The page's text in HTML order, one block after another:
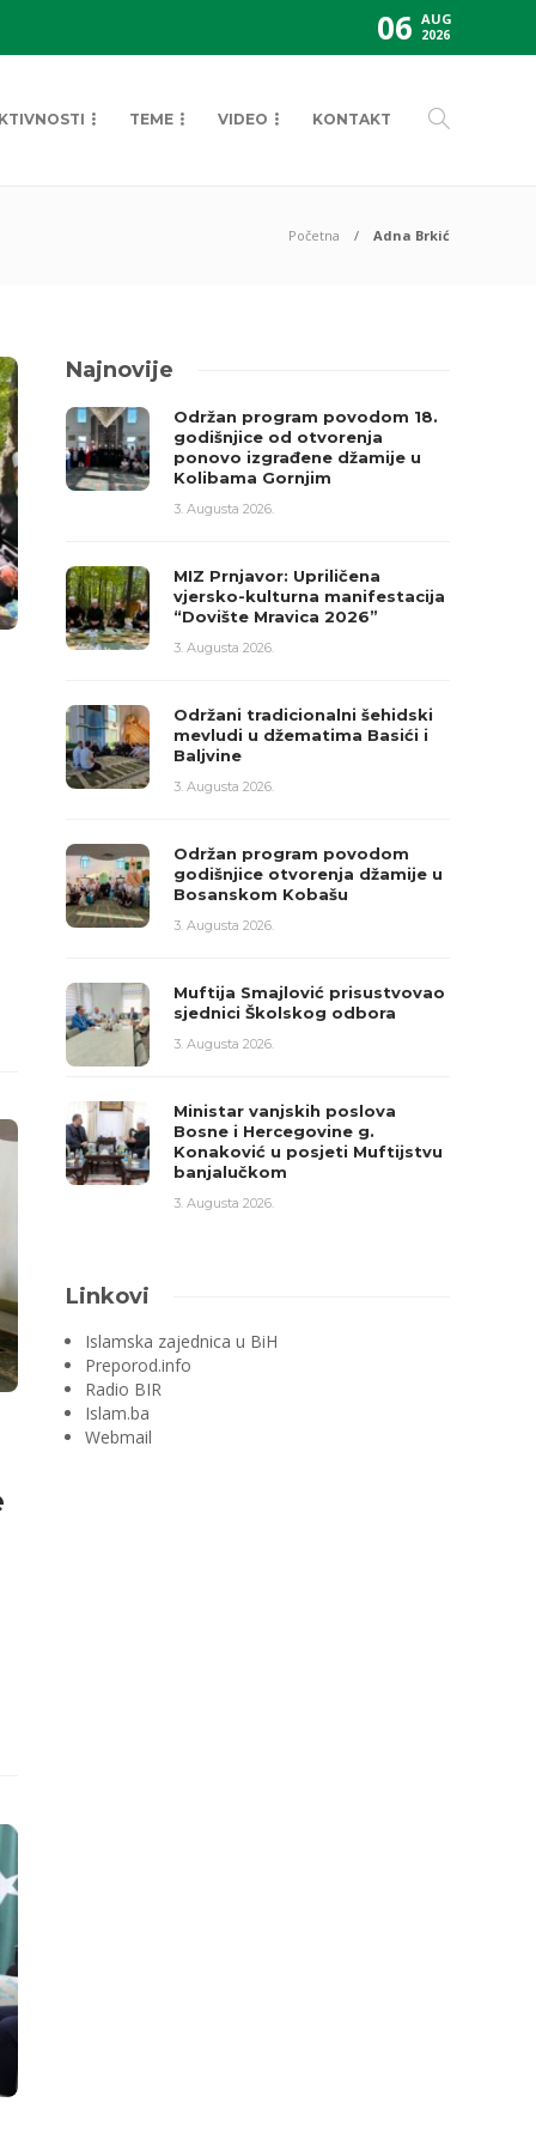
06 AUG
2026
TEME VIDEO KONTAKT
Početna Adna Brkić
Najnovije
Održan program povodom 18.
godišnjice od otvorenja
ponovo izgrađene džamije u
Kolibama Gornjim
3. Augusta 2026.
MIZ Prnjavor: Upriličena
vjersko-kulturna manifestacija
“Dovište Mravica 2026”
3. Augusta 2026.
Održani tradicionalni šehidski
mevludi u džematima Basići i
Baljvine
3. Augusta 2026.
Održan program povodom
godišnjice otvorenja džamije u
Bosanskom Kobašu
3. Augusta 2026.
Muftija Smajlović prisustvovao
sjednici Školskog odbora
3. Augusta 2026.
Ministar vanjskih poslova
Bosne i Hercegovine g.
Konaković u posjeti Muftijstvu
banjalučkom
3. Augusta 2026.
Linkovi
Islamska zajednica u BiH
Preporod.info
Radio BIR
Islam.ba
Webmail